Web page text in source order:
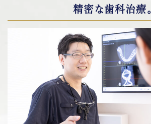
精密な歯科治療。